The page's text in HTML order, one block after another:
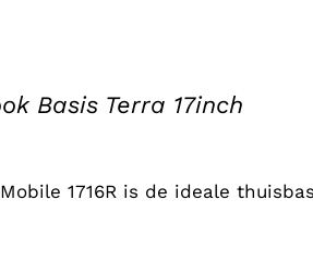
Basis Terra 17inch
Mobile 1716R is de ideale